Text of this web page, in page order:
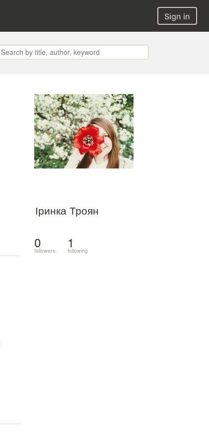
Sign in
Іринка Троян
0
followers 1
following